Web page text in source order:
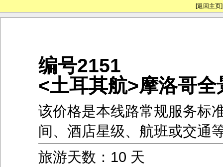
[返回主页]
编号2151
<土耳其航>摩洛哥全
该价格是本线路常规服务标
间、酒店星级、航班或交通
旅游天数：10 天